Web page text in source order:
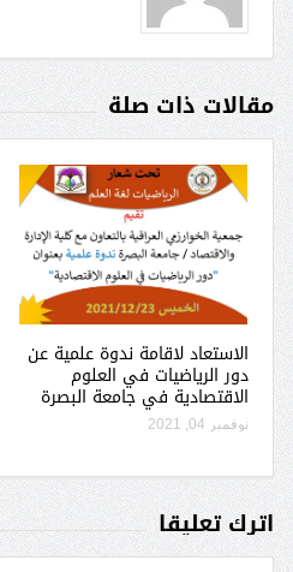
مقالات ذات صلة
الاستعاد لاقامة ندوة علمية عن
دور الرياضيات في العلوم
الاقتصادية في جامعة البصرة
نوفمبر 04, 2021
اترك تعليقاً